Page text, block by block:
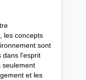
les concepts
sont
dans l'esprit
seulement
et les